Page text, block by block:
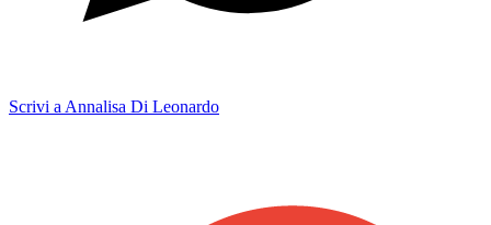
Scrivi a Annalisa Di Leonardo